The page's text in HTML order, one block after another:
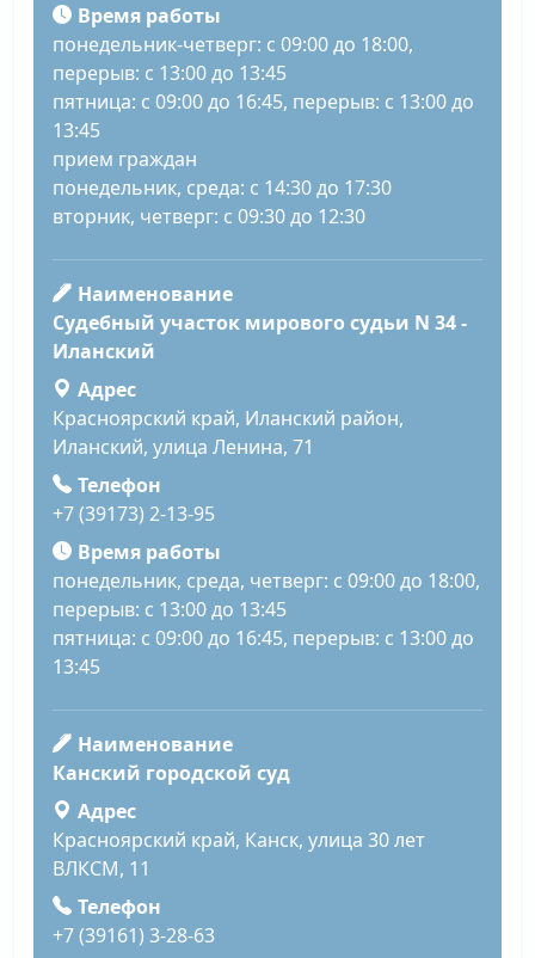
Время работы
понедельник-четверг: с 09:00 до 18:00,
перерыв: с 13:00 до 13:45
пятница: с 09:00 до 16:45, перерыв: с 13:00 до
13:45
прием граждан
понедельник, среда: с 14:30 до 17:30
вторник, четверг: с 09:30 до 12:30
Наименование
Судебный участок мирового судьи N 34 -
Иланский
Адрес
Красноярский край, Иланский район,
Иланский, улица Ленина, 71
Телефон
+7 (39173) 2-13-95
Время работы
понедельник, среда, четверг: с 09:00 до 18:00,
перерыв: с 13:00 до 13:45
пятница: с 09:00 до 16:45, перерыв: с 13:00 до
13:45
Наименование
Канский городской суд
Адрес
Красноярский край, Канск, улица 30 лет
ВЛКСМ, 11
Телефон
+7 (39161) 3-28-63